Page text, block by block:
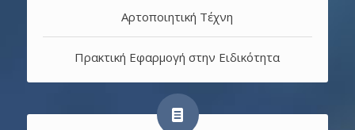
Αρτοποιητική Τέχνη
Πρακτική Εφαρμογή στην Ειδικότητα